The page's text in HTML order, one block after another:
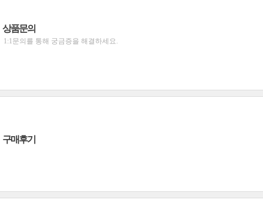
상품문의
1:1문의를 통해 궁금증을 해결하세요.
구매후기